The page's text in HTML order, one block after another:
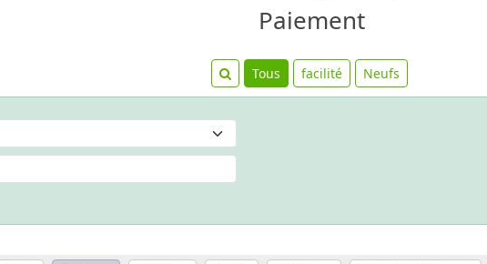
Paiement
Tous facilité Neufs